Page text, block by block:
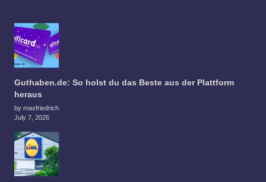
Guthaben.de: So holst du das Beste aus der Plattform
heraus
by maxfriedrich
July 7, 2026